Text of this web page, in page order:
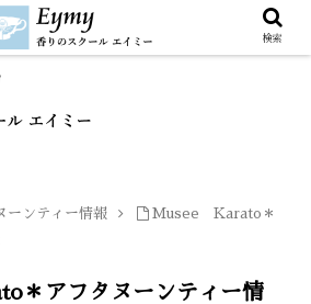
ーンティー情報
Musee Karato＊
アフタヌーンティー情
検索